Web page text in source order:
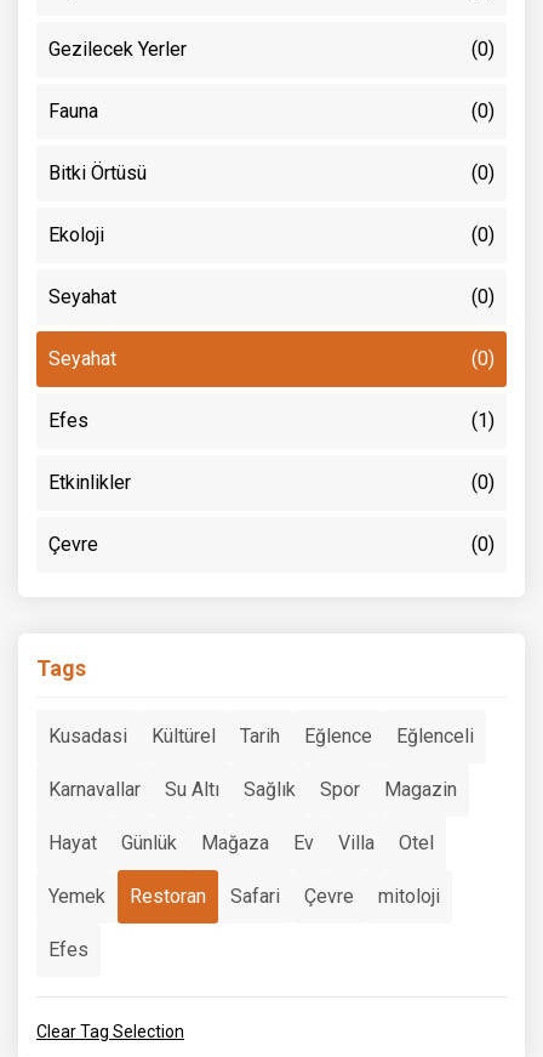
Gezilecek Yerler (0)
Fauna (0)
Bitki Örtüsü (0)
Ekoloji (0)
Seyahat (0)
Seyahat (0)
Efes (1)
Etkinlikler (0)
Çevre (0)
Tags
Kusadasi Kültürel Tarih Eğlence Eğlenceli
Karnavallar Su Altı Sağlık Spor Magazin
Hayat Günlük Mağaza Ev Villa Otel
Yemek Restoran Safari Çevre mitoloji
Efes
Clear Tag Selection